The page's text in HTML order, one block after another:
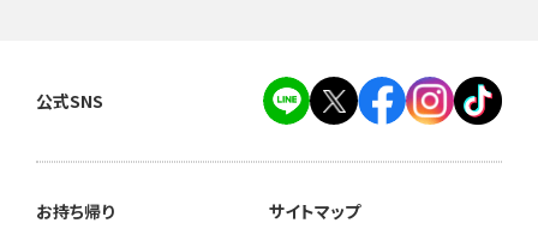
公式SNS
お持ち帰り
サイトマップ